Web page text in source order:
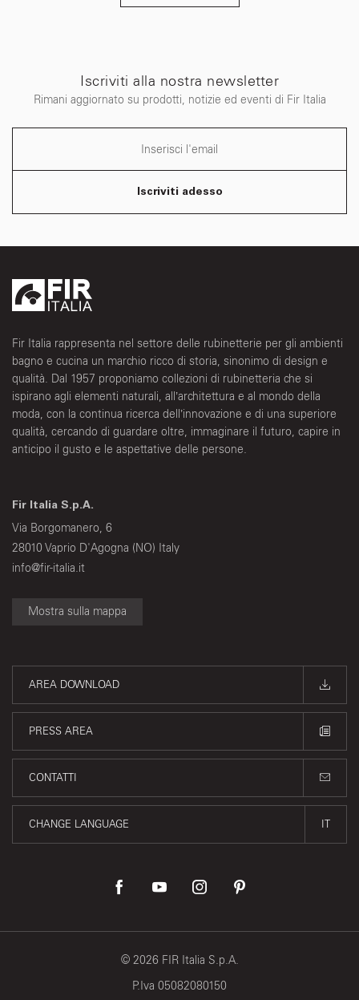
Iscriviti alla nostra newsletter
Rimani aggiornato su prodotti, notizie ed eventi di Fir Italia
Iscriviti adesso
Fir Italia rappresenta nel settore delle rubinetterie per gli ambienti
bagno e cucina un marchio ricco di storia, sinonimo di design e
qualità. Dal 1957 proponiamo collezioni di rubinetteria che si
ispirano agli elementi naturali, all’architettura e al mondo della
moda, con la continua ricerca dell’innovazione e di una superiore
qualità, cercando di guardare oltre, immaginare il futuro, capire in
anticipo il gusto e le aspettative delle persone.
Fir Italia S.p.A.
Via Borgomanero, 6
28010 Vaprio D'Agogna (NO) Italy
info@fir-italia.it
Mostra sulla mappa
AREA DOWNLOAD
PRESS AREA
CONTATTI
CHANGE LANGUAGE IT
© 2026 FIR Italia S.p.A.
P.Iva 05082080150